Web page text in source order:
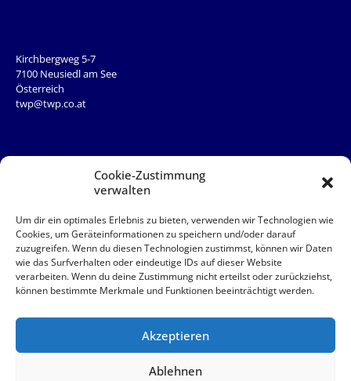
Cookie-Zustimmung
verwalten
Um dir ein optimales Erlebnis zu bieten, verwenden wir Technologien wie
Cookies, um Geräteinformationen zu speichern und/oder darauf
zuzugreifen. Wenn du diesen Technologien zustimmst, können wir Daten
wie das Surfverhalten oder eindeutige IDs auf dieser Website
verarbeiten. Wenn du deine Zustimmung nicht erteilst oder zurückziehst,
können bestimmte Merkmale und Funktionen beeinträchtigt werden.
Akzeptieren
Ablehnen
Kirchbergweg 5-7
7100 Neusiedl am See
Österreich
twp@twp.co.at
Kontakt
QUICKLINKS
AAB
Impressum
© 2026 TWP Steuerberatung OG